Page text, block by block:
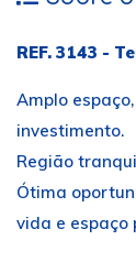
REF. 3143 -
Amplo
investimento.
Região
Ótima
vida e espaço